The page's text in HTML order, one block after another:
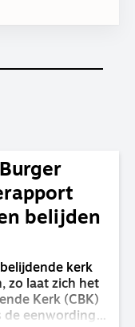
belijden
kerk
zo laat zich het
Kerk (CBK)
de eenwording